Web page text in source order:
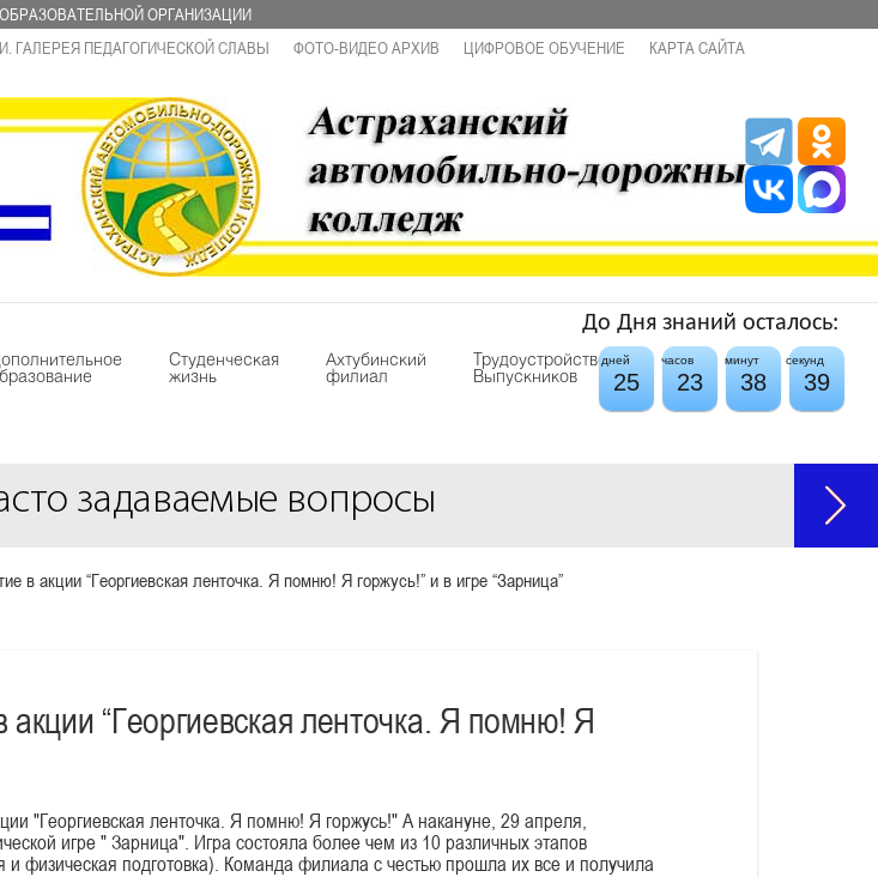
ОРГАНИЗАЦИИ
ГАЛЕРЕЯ ПЕДАГОГИЧЕСКОЙ СЛАВЫ ФОТО-ВИДЕО АРХИВ ЦИФРОВОЕ ОБУЧЕНИЕ КАРТА САЙТА
Студенческая
жизнь
Ахтубинский
филиал
Трудоустройство
Выпускников
До Дня знаний осталось:
дней часов минут секунд
25 23 38 39
задаваемые вопросы
в акции “Георгиевская ленточка. Я помню! Я горжусь!” и в игре “Зарница”
“Георгиевская ленточка. Я помню! Я
"Георгиевская ленточка. Я помню! Я горжусь!" А накануне, 29 апреля,
игре " Зарница". Игра состояла более чем из 10 различных этапов
физическая подготовка). Команда филиала с честью прошла их все и получила